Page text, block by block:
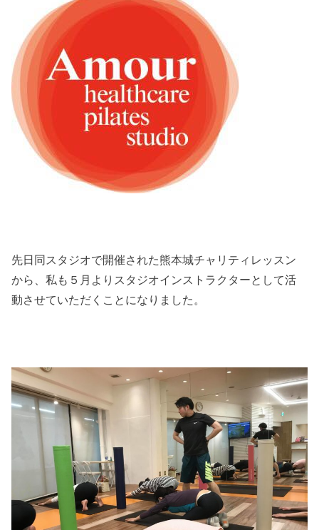
先日同スタジオで開催された熊本城チャリティレッスン
から、私も５月よりスタジオインストラクターとして活
動させていただくことになりました。